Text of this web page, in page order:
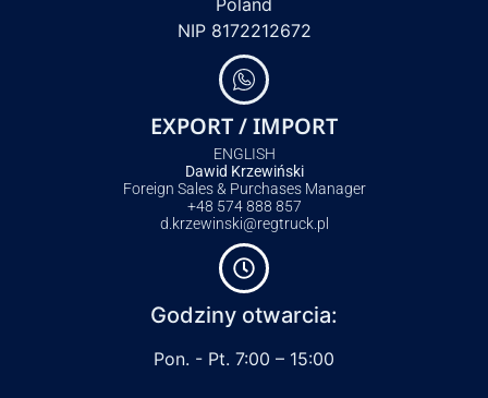
NIP 8172212672
EXPORT / IMPORT
ENGLISH
Dawid Krzewiński
Foreign Sales & Purchases Manager
+48 574 888 857
d.krzewinski@regtruck.pl
Godziny otwarcia:
Pon. - Pt. 7:00 – 15:00